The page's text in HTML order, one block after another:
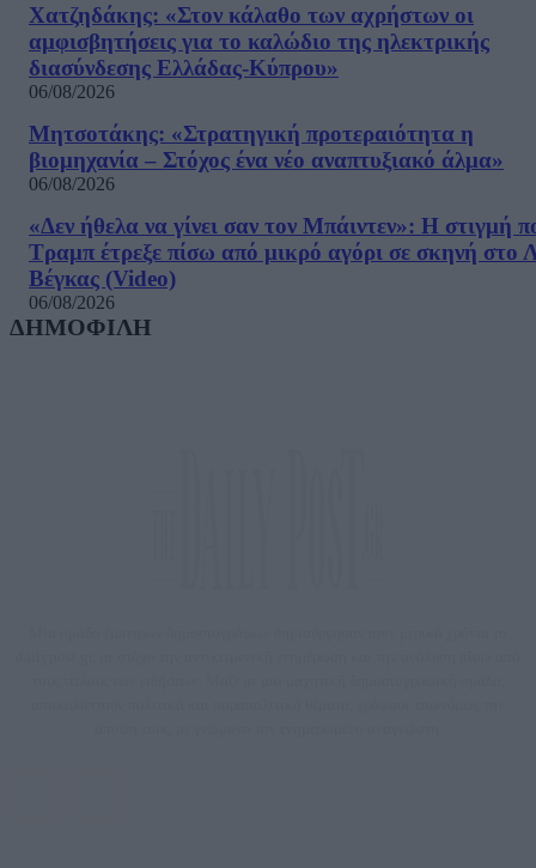
Χατζηδάκης: «Στον κάλαθο των αχρήστων οι
αμφισβητήσεις για το καλώδιο της ηλεκτρικής
διασύνδεσης Ελλάδας-Κύπρου»
06/08/2026
Μητσοτάκης: «Στρατηγική προτεραιότητα η
βιομηχανία – Στόχος ένα νέο αναπτυξιακό άλμα»
06/08/2026
«Δεν ήθελα να γίνει σαν τον Μπάιντεν»: Η στιγμή
Τραμπ έτρεξε πίσω από μικρό αγόρι σε σκηνή στο
Βέγκας (Video)
06/08/2026
ΔΗΜΟΦΙΛΗ